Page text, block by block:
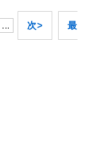
... 次> 最